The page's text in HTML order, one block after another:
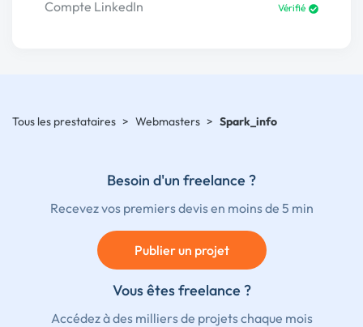
Compte LinkedIn Vérifié
Tous les prestataires > Webmasters > Spark_info
Besoin d'un freelance ?
Recevez vos premiers devis en moins de 5 min
Publier un projet
Vous êtes freelance ?
Accédez à des milliers de projets chaque mois